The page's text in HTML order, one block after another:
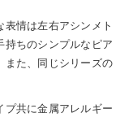
情は左右アシンメト
持ちのシンプルなピア
また、同じシリーズの
プ共に金属アレルギー